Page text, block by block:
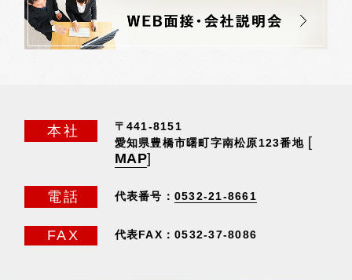
本社
〒441-8151
愛知県豊橋市曙町字南松原123番地[
MAP]
電話 代表番号： 0532-21-8661
FAX 代表FAX：0532-37-8086